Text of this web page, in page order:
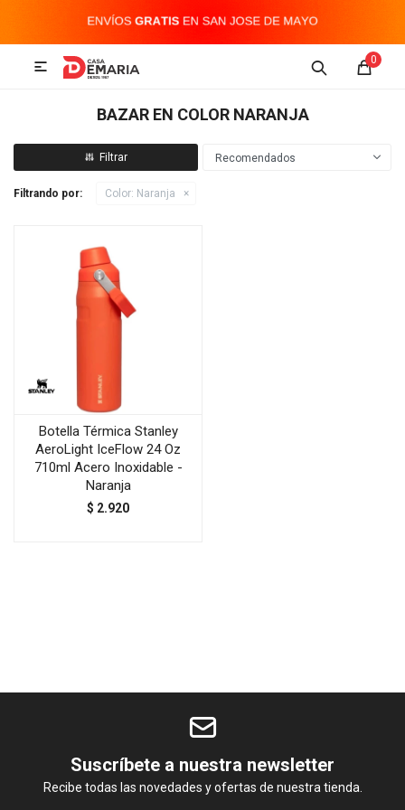
0

BAZAR EN COLOR NARANJA
Recomendados
Filtrando por: Color: Naranja
Botella Térmica Stanley
AeroLight IceFlow 24 Oz
710ml Acero Inoxidable -
Naranja
$ 2.920
Suscríbete a nuestra newsletter
Recibe todas las novedades y ofertas de nuestra tienda.
MI CUENTA
Imagen y Sonido Hogar
Televisores y accesorios
Accesorios